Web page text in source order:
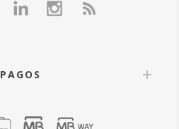
PAGOS